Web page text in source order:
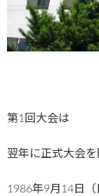
第1回大会は
翌年に正式大会
1986年9月14日（